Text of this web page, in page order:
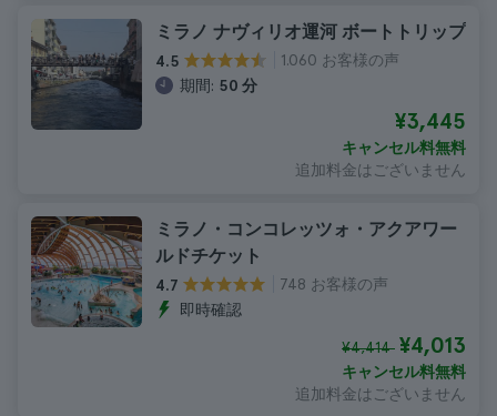
ミラノ ナヴィリオ運河 ボートトリップ
4.5
1.060 お客様の声
期間: 50 分
¥3,445
キャンセル料無料
追加料金はございません
ミラノ・コンコレッツォ・アクアワー
ルドチケット
4.7
748 お客様の声
即時確認
¥4,414 ¥4,013
キャンセル料無料
追加料金はございません